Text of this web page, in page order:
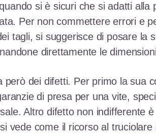
si è sicuri che si adatti alla
Per non commettere errori e
tagli, si suggerisce di posare la
direttamente le
però dei difetti. Per primo la sua
di presa per una vite,
Altro difetto non indifferente
vede come il ricorso al truciolare